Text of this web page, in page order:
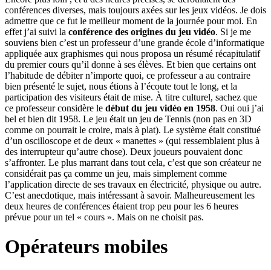
conférences diverses, mais toujours axées sur les jeux vidéos. Je dois
admettre que ce fut le meilleur moment de la journée pour moi. En
effet j’ai suivi la conférence des origines du jeu vidéo. Si je me
souviens bien c’est un professeur d’une grande école d’informatique
appliquée aux graphismes qui nous proposa un résumé récapitulatif
du premier cours qu’il donne à ses élèves. Et bien que certains ont
l’habitude de débiter n’importe quoi, ce professeur a au contraire
bien présenté le sujet, nous étions à l’écoute tout le long, et la
participation des visiteurs était de mise. À titre culturel, sachez que
ce professeur considère le début du jeu vidéo en 1958. Oui oui j’ai
bel et bien dit 1958. Le jeu était un jeu de Tennis (non pas en 3D
comme on pourrait le croire, mais à plat). Le système était constitué
d’un oscilloscope et de deux « manettes » (qui ressemblaient plus à
des interrupteur qu’autre chose). Deux joueurs pouvaient donc
s’affronter. Le plus marrant dans tout cela, c’est que son créateur ne
considérait pas ça comme un jeu, mais simplement comme
l’application directe de ses travaux en électricité, physique ou autre.
C’est anecdotique, mais intéressant à savoir. Malheureusement les
deux heures de conférences étaient trop peu pour les 6 heures
prévue pour un tel « cours ». Mais on ne choisit pas.
Opérateurs mobiles